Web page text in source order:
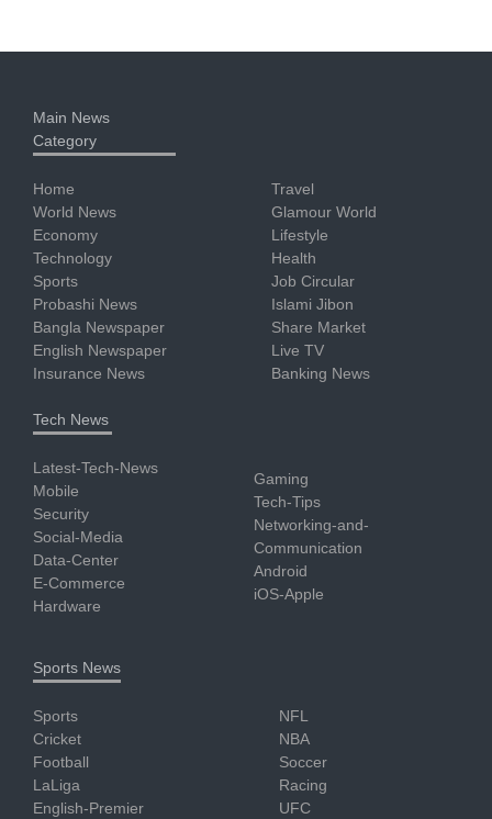
Main News
Category
Home
World News
Economy
Technology
Sports
Probashi News
Bangla Newspaper
English Newspaper
Insurance News
Travel
Glamour World
Lifestyle
Health
Job Circular
Islami Jibon
Share Market
Live TV
Banking News
Tech News
Latest-Tech-News
Mobile
Security
Social-Media
Data-Center
E-Commerce
Hardware
Gaming
Tech-Tips
Networking-and-
Communication
Android
iOS-Apple
Sports News
Sports
Cricket
Football
LaLiga
English-Premier
NFL
NBA
Soccer
Racing
UFC